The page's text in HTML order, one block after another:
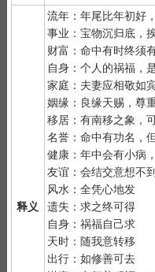
释义
流年：年尾比年初好
事业：宝物沉归底，
财富：命中有时终须
自身：个人的祸福，
家庭：夫妻应相敬如
姻缘：良缘天赐，尊
移居：有南移之象，
名誉：命中有功名，
健康：年中会有小病
友谊：会结交意想不
风水：全凭心地发
遗失：求之终可得
自身：祸福自己求
天时：随我意转移
出行：如修善可去
抽签前先净手后双手合
默念自己姓名、出生时
情；最后点上面的签筒开始
很高。
抽签的时间：中午十二
一点是阴阳相接之时，最适
和打雷下大雨时不要抽签，